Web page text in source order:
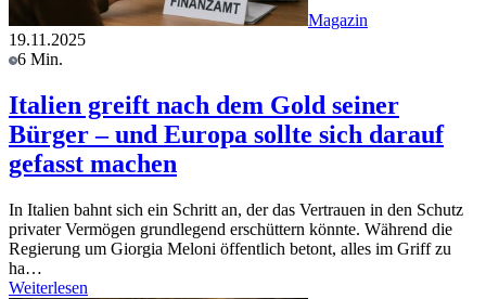
Magazin
19.11.2025
6 Min.
Italien greift nach dem Gold seiner
Bürger – und Europa sollte sich darauf
gefasst machen
In Italien bahnt sich ein Schritt an, der das Vertrauen in den Schutz
privater Vermögen grundlegend erschüttern könnte. Während die
Regierung um Giorgia Meloni öffentlich betont, alles im Griff zu
ha…
Weiterlesen